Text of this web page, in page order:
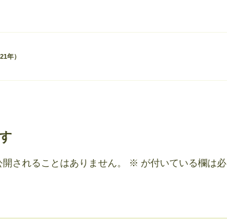
年）
されることはありません。 ※ が付いている欄は必